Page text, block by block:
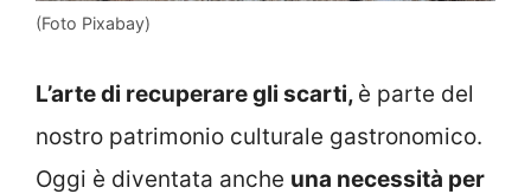
(Foto Pixabay)
L’arte di recuperare gli scarti, è parte del
nostro patrimonio culturale gastronomico.
Oggi è diventata anche una necessità per